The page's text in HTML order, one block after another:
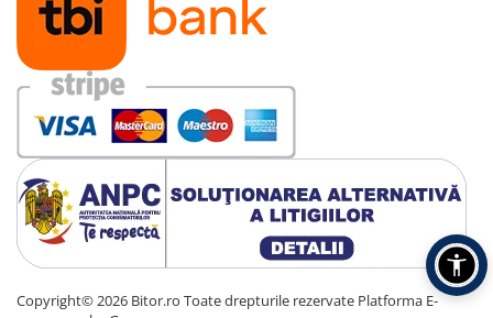
Copyright© 2026 Bitor.ro Toate drepturile rezervate Platforma E-